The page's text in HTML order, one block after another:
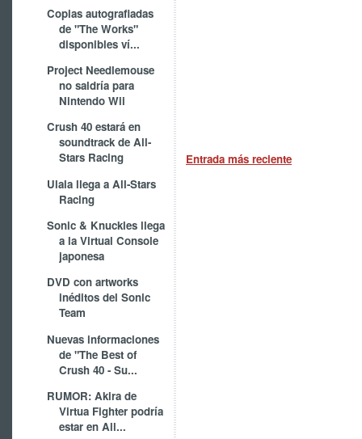
Copias autografiadas
de "The Works"
disponibles ví...
Project Needlemouse
no saldría para
Nintendo Wii
Crush 40 estará en
soundtrack de All-
Stars Racing
Ulala llega a All-Stars
Racing
Sonic & Knuckles llega
a la Virtual Console
japonesa
DVD con artworks
inéditos del Sonic
Team
Nuevas informaciones
de "The Best of
Crush 40 - Su...
RUMOR: Akira de
Virtua Fighter podría
estar en All...
Entrada más reciente